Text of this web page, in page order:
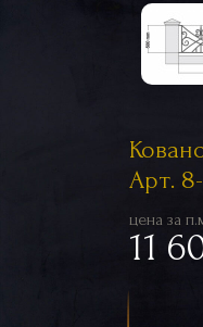
Арт.
цена за
11